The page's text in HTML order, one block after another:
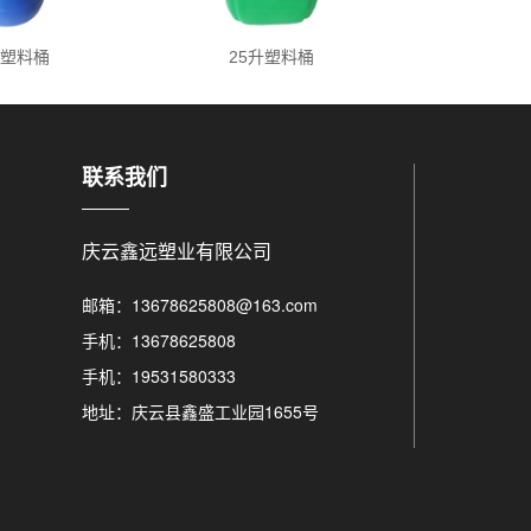
料桶 25升塑料桶
联系我们
庆云鑫远塑业有限公司
邮箱：13678625808@163.com
手机：13678625808
手机：19531580333
地址：庆云县鑫盛工业园1655号